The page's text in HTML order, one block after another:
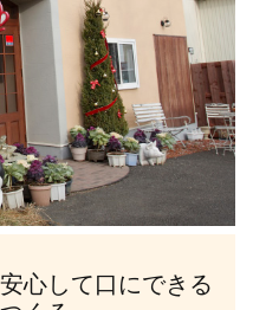
心して口にできる